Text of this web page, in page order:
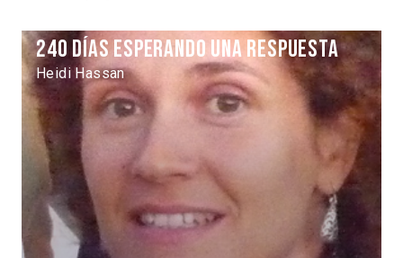
240 días esperando una respuesta
Heidi Hassan